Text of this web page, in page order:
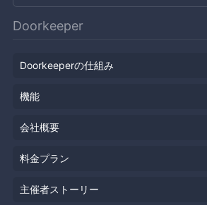
Doorkeeper
Doorkeeperの仕組み
機能
会社概要
料金プラン
主催者ストーリー